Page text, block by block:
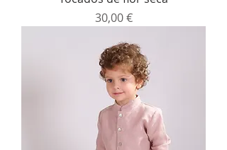
Precio
30,00 €